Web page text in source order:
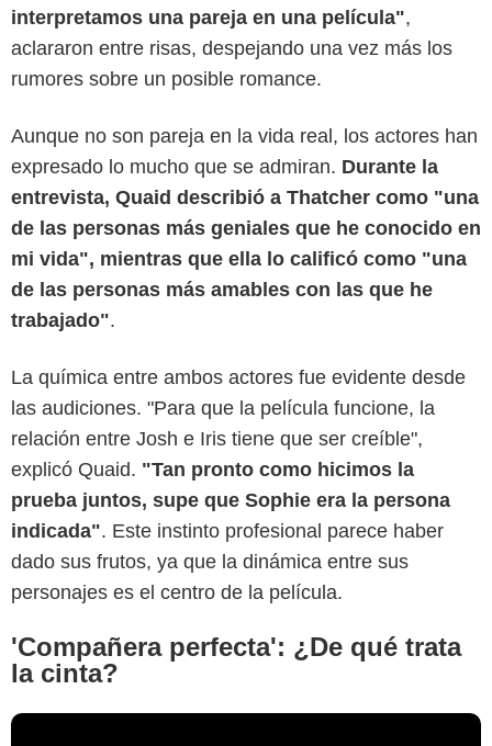
interpretamos una pareja en una película",
aclararon entre risas, despejando una vez más los
rumores sobre un posible romance.
Aunque no son pareja en la vida real, los actores han
expresado lo mucho que se admiran. Durante la
entrevista, Quaid describió a Thatcher como "una
de las personas más geniales que he conocido en
mi vida", mientras que ella lo calificó como "una
de las personas más amables con las que he
trabajado".
La química entre ambos actores fue evidente desde
las audiciones. "Para que la película funcione, la
relación entre Josh e Iris tiene que ser creíble",
explicó Quaid. "Tan pronto como hicimos la
prueba juntos, supe que Sophie era la persona
indicada". Este instinto profesional parece haber
dado sus frutos, ya que la dinámica entre sus
personajes es el centro de la película.
'Compañera perfecta': ¿De qué trata
la cinta?